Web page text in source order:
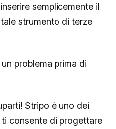
semplicemente il
strumento di terze
problema prima di
Stripo è uno dei
consente di progettare